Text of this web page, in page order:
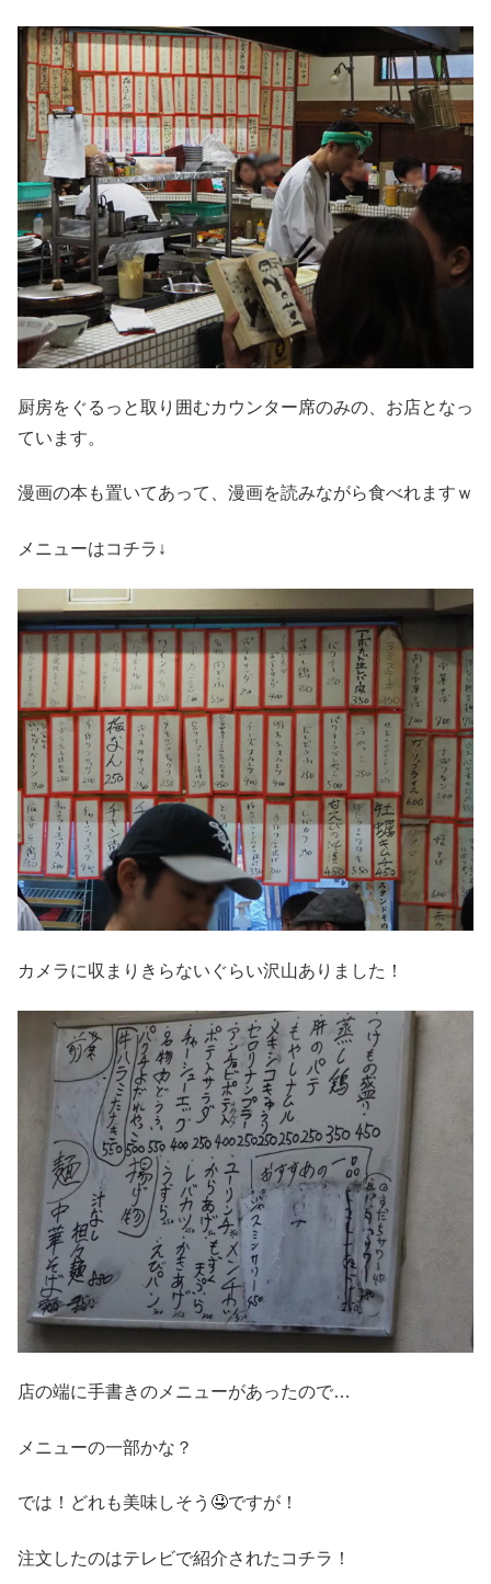
厨房をぐるっと取り囲むカウンター席のみの、お店となっ
ています。
漫画の本も置いてあって、漫画を読みながら食べれますｗ
メニューはコチラ↓
カメラに収まりきらないぐらい沢山ありました！
店の端に手書きのメニューがあったので…
メニューの一部かな？
では！どれも美味しそう🤤ですが！
注文したのはテレビで紹介されたコチラ！